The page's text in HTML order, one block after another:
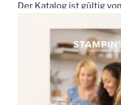
Der Katalog ist gültig